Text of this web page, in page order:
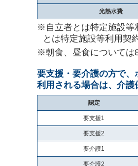
光熱水費
※自立者とは特定施設等
とは特定施設等利用契
※朝食、昼食については
要支援・要介護の方で
利用される場合は、介
認定
要支援1
要支援2
要介護1
要介護2